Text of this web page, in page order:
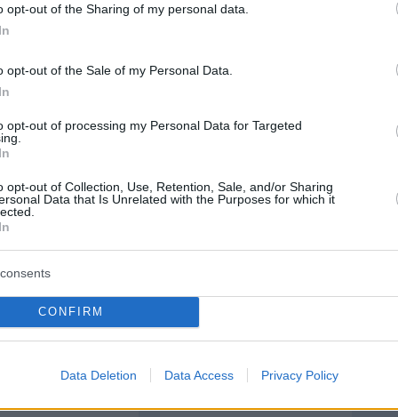
opt-out of the Sharing of my personal data.
opt-out of the Sale of my Personal Data.
opt-out of processing my Personal Data for Targeted
opt-out of Collection, Use, Retention, Sale, and/or Sharing
Data that Is Unrelated with the Purposes for which it
CONFIRM
Data Deletion Data Access Privacy Policy
protothema.gr στο Google News
Ειδήσειςαπό την Ελλάδα και τον Κόσμο, τη
στο
ΠΡΟΣΘΗΚΗ ΣΧΟΛΙΟΥ
ΣΧΟΛΙΟΥ
EMAIL